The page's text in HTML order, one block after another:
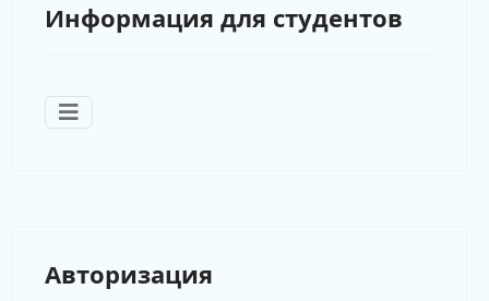
Информация для студентов
Авторизация